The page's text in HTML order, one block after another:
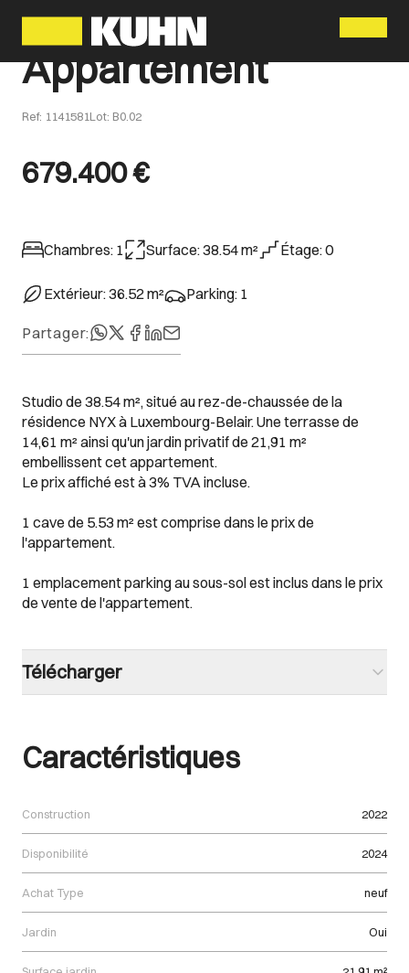
Appartement
Ref: 1141581Lot: B0.02
Chambres: 1 Surface:38.54m² Étage:0
Extérieur:36.52m² Parking: 1
Partager:
Studio de 38.54 m², situé au rez-de-chaussée de la
résidence NYX à Luxembourg-Belair. Une terrasse de
14,61 m² ainsi qu'un jardin privatif de 21,91 m²
embellissent cet appartement.
Le prix affiché est à 3% TVA incluse.
1 cave de 5.53 m² est comprise dans le prix de
l'appartement.
1 emplacement parking au sous-sol est inclus dans le prix
de vente de l'appartement.
Télécharger
679.400 €
Caractéristiques
Construction 2022
Disponibilité 2024
Achat Type neuf
Jardin Oui
Menu